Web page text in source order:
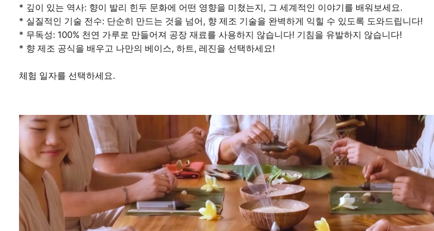
* 깊이 있는 역사: 향이 발리 힌두 문화에 어떤 영향을 미쳤는지, 그 세계적인 이야기를 배워보세요.
* 실질적인 기술 전수: 단순히 만드는 것을 넘어, 향 제조 기술을 완벽하게 익힐 수 있도록 도와드립니다!
* 무독성: 100% 천연 가루로 만들어져 공장 재료를 사용하지 않습니다! 기침을 유발하지 않습니다!
* 향 제조 공식을 배우고 나만의 베이스, 하트, 레진을 선택하세요!
체험 일자를 선택하세요.